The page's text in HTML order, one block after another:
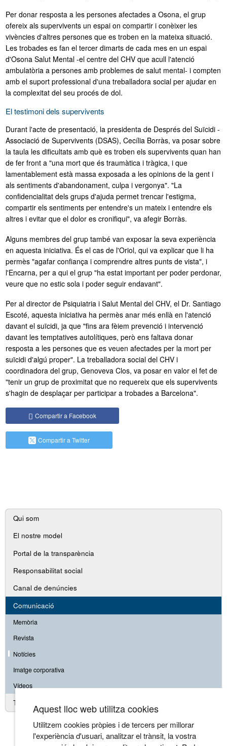
Per donar resposta a les persones afectades a Osona, el grup
ofereix als supervivents un espai on compartir i conèixer les
vivències d'altres persones que es troben en la mateixa situació.
Les trobades es fan el tercer dimarts de cada mes en un espai
d'Osona Salut Mental -el centre del CHV que acull l'atenció
ambulatòria a persones amb problemes de salut mental- i compten
amb el suport professional d'una treballadora social per ajudar en
la complexitat del seu procés de dol.
El testimoni dels supervivents
Durant l'acte de presentació, la presidenta de Després del Suïcidi -
Associació de Supervivents (DSAS), Cecília Borràs, va posar sobre
la taula les dificultats amb què es troben els supervivents quan han
de fer front a "una mort que és traumàtica i tràgica, i que
lamentablement està massa exposada a les opinions de la gent i
als sentiments d'abandonament, culpa i vergonya". "La
confidencialitat dels grups d'ajuda permet trencar l'estigma,
compartir els sentiments per entendre's un mateix i entendre els
altres i evitar que el dolor es cronifiqui", va afegir Borràs.
Alguns membres del grup també van exposar la seva experiència
en aquesta iniciativa. És el cas de l'Oriol, qui va explicar que li ha
permès "agafar confiança i comprendre altres punts de vista", i
l'Encarna, per a qui el grup "ha estat important per poder perdonar,
veure que no estic sola i poder seguir endavant".
Per al director de Psiquiatria i Salut Mental del CHV, el Dr. Santiago
Escoté, aquesta iniciativa ha permès anar més enllà en l'atenció
davant el suïcidi, ja que "fins ara fèiem prevenció i intervenció
davant les temptatives autolítiques, però ens faltava donar
resposta a les persones que es veuen afectades per la mort per
suïcidi d'algú proper". La treballadora social del CHV i
coordinadora del grup, Genoveva Clos, va posar en valor el fet de
"tenir un grup de proximitat que no requereix que els supervivents
s'hagin de desplaçar per participar a trobades a Barcelona".
Compartir a Facebook
Compartir a Twitter
Navegació
secundària
Qui som
El nostre model
Portal de la transparència
Responsabilitat social
Canal de denúncies
Comunicació
Memòria
Revista
Notícies
Imatge corporativa
Vídeos
Treballa amb nosaltres
Aquest lloc web utilitza cookies
Utilitzem cookies pròpies i de tercers per millorar
l'experiència d'usuari, analitzar el trànsit, la vostra